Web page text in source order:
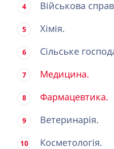
Військова
Хімія.
Сільське
Медицина.
Фармацевтика.
Ветеринарія.
Косметологія.